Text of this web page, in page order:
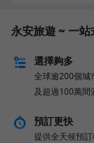
永安旅遊 ~ 一
選擇夠多
全球逾200個城
及超過100萬間
預訂更快
提供全天候預訂